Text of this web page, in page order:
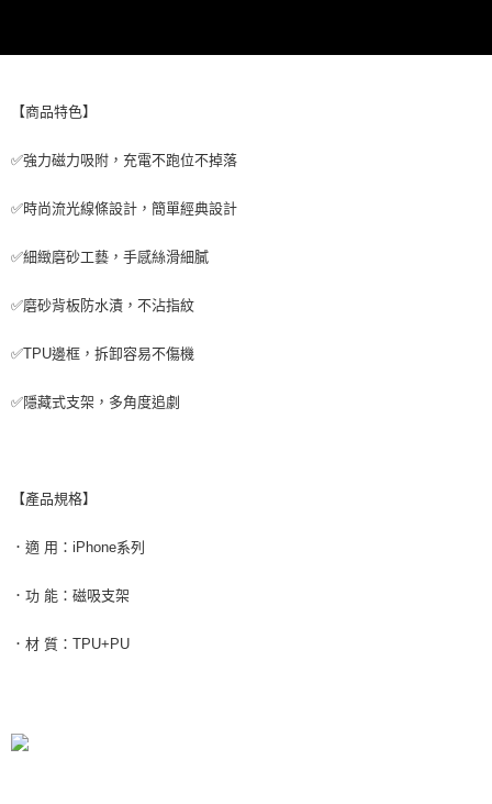
【商品特色】
✅強力磁力吸附，充電不跑位不掉落
✅時尚流光線條設計，簡單經典設計
✅細緻磨砂工藝，手感絲滑細膩
✅磨砂背板防水漬，不沾指紋
✅TPU邊框，拆卸容易不傷機
✅隱藏式支架，多角度追劇
【產品規格】
．適 用：iPhone系列
．功 能：磁吸支架
．材 質：TPU+PU